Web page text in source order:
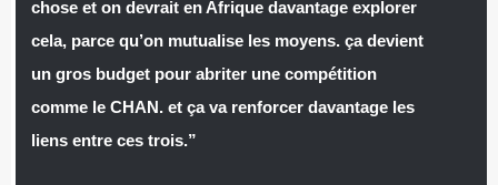
chose et on devrait en Afrique davantage explorer
cela, parce qu’on mutualise les moyens. ça devient
un gros budget pour abriter une compétition
comme le CHAN. et ça va renforcer davantage les
liens entre ces trois.”